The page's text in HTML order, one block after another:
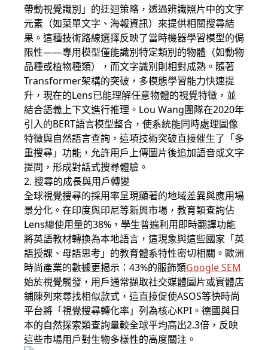
帶動視覺識別」的迂迴策略，透過辨識照片中的文字
元素（如菜單文字、海報資訊）來提供相關搜尋結
果。這種技術路線選擇反映了當時機器學習模型的侷
限性——專用模型僅能識別特定類別的物體（如動物
品種或植物種類），而文字識別則相對成熟。隨著
Transformer架構的突破，多模態學習能力快速提
升，現在的Lens已能理解任意物體的視覺特徵，並
結合語義上下文進行推理。Lou Wang團隊在2020年
引入的BERT語言模型整合，使系統能同時處理圖像
特徵與自然語言查詢，這項技術突破直接催生了「多
重搜尋」功能，允許用戶上傳圖片後追加語音或文字
提問，形成對話式搜尋體驗。
2. 搜尋的成長與用戶轉變
全球視覺搜尋的採用率呈現顯著的地域差異與應用場
景分化。在印度與印尼等新興市場，教育類查詢佔
Lens總使用量的38%，學生普遍利用即時翻譯功能
將英語教材轉換為本地語言，這現象與這些國家「英
語授課、母語思考」的教育體系特性密切相關。歐洲
時尚產業的數據更揭示：43%的服飾類Google SEM
始於視覺觸發，用戶通常擷取社交媒體圖片或實體店
鋪陳列來尋找相似款式，這直接促使ASOS等快時尚
平台將「視覺搜尋轉化率」列為核心KPI。德國與日
本的自然探索類查詢量較全球平均高出2.3倍，反映
這些市場用戶對生物多樣性的高度關注。